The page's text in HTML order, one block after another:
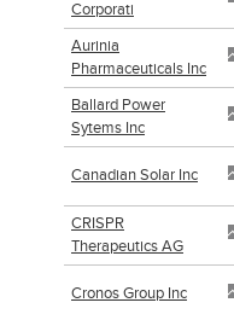
Corporati
Aurinia
Pharmaceuticals Inc
Ballard Power
Sytems Inc
Canadian Solar Inc
CRISPR
Therapeutics AG
Cronos Group Inc